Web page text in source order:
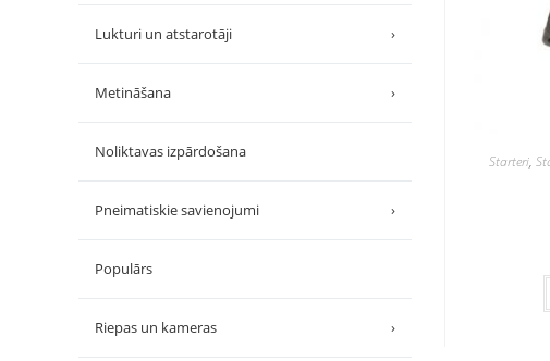
Starteri,
Lukturi un atstarotāji ›
Metināšana ›
Noliktavas izpārdošana
Pneimatiskie savienojumi ›
Populārs
Riepas un kameras ›